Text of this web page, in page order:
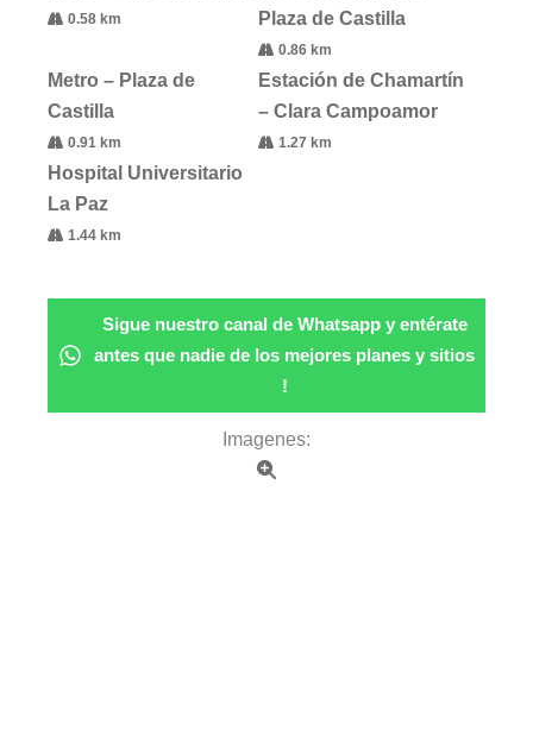
0.58 km
Plaza de Castilla
0.86 km
Metro – Plaza de
Castilla
0.91 km
Estación de Chamartín
– Clara Campoamor
1.27 km
Hospital Universitario
La Paz
1.44 km
Sigue nuestro canal de Whatsapp y entérate
antes que nadie de los mejores planes y sitios
!
Imagenes: